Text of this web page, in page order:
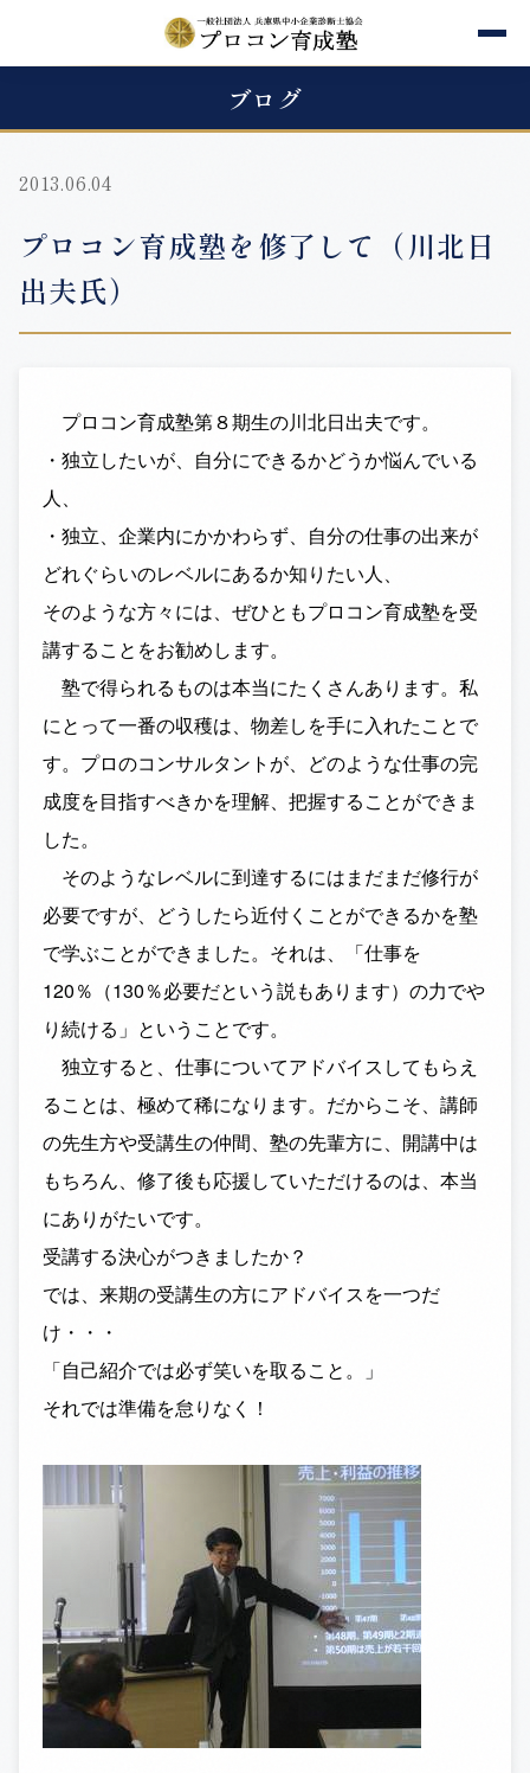
ブログ
2013.06.04
プロコン育成塾を修了して（川北日
出夫氏）
プロコン育成塾第８期生の川北日出夫です。
・独立したいが、自分にできるかどうか悩んでいる
人、
・独立、企業内にかかわらず、自分の仕事の出来が
どれぐらいのレベルにあるか知りたい人、
そのような方々には、ぜひともプロコン育成塾を受
講することをお勧めします。
塾で得られるものは本当にたくさんあります。私
にとって一番の収穫は、物差しを手に入れたことで
す。プロのコンサルタントが、どのような仕事の完
成度を目指すべきかを理解、把握することができま
した。
そのようなレベルに到達するにはまだまだ修行が
必要ですが、どうしたら近付くことができるかを塾
で学ぶことができました。それは、「仕事を
120％（130％必要だという説もあります）の力でや
り続ける」ということです。
独立すると、仕事についてアドバイスしてもらえ
ることは、極めて稀になります。だからこそ、講師
の先生方や受講生の仲間、塾の先輩方に、開講中は
もちろん、修了後も応援していただけるのは、本当
にありがたいです。
受講する決心がつきましたか？
では、来期の受講生の方にアドバイスを一つだ
け・・・
「自己紹介では必ず笑いを取ること。」
それでは準備を怠りなく！